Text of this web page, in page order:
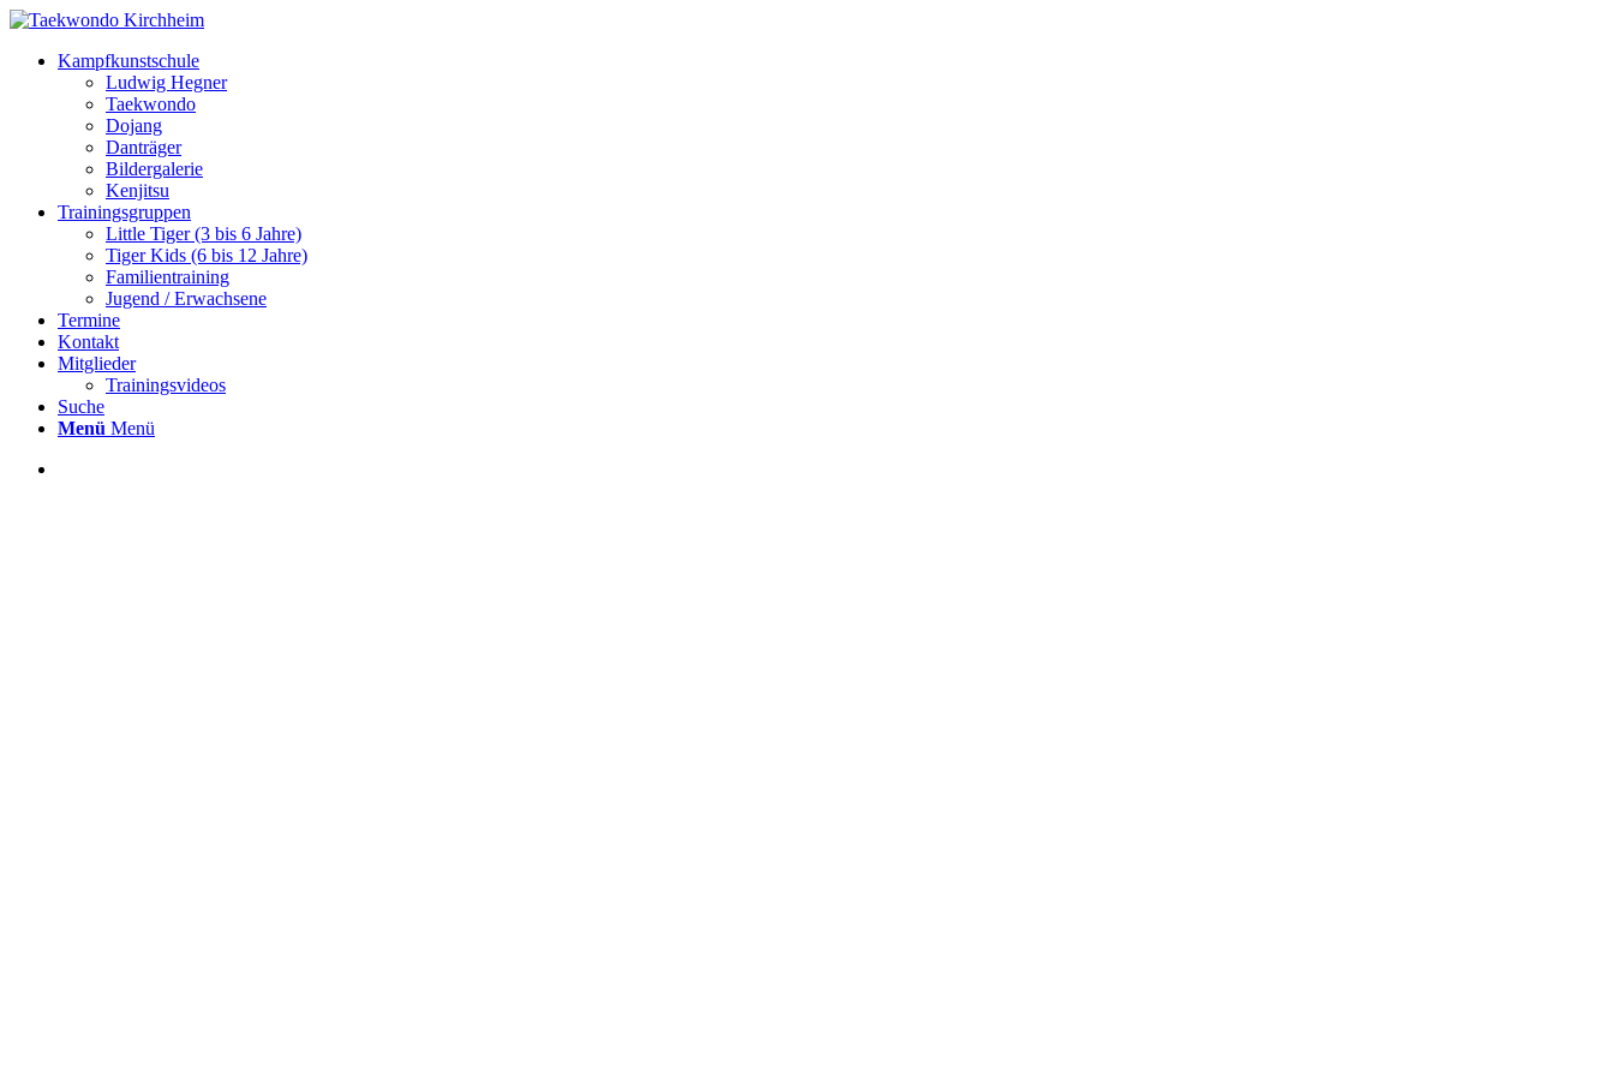
Kampfkunstschule
Ludwig Hegner
Taekwondo
Dojang
Danträger
Bildergalerie
Kenjitsu
Trainingsgruppen
Little Tiger (3 bis 6 Jahre)
Tiger Kids (6 bis 12 Jahre)
Familientraining
Jugend / Erwachsene
Termine
Kontakt
Mitglieder
Trainingsvideos
Suche
Menü Menü